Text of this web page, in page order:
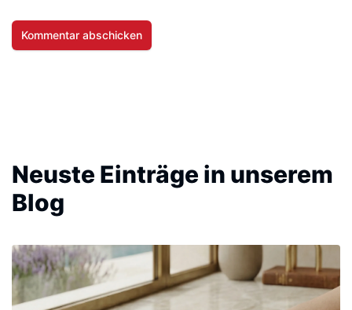
Neuste Einträge in unserem
Blog